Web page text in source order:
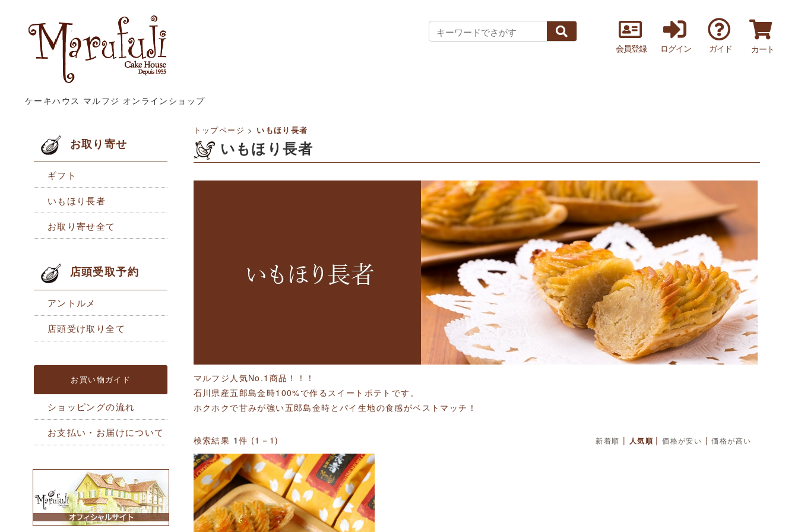
会員登録 ログイン ガイド カート
ケーキハウス マルフジ オンラインショップ
お取り寄せ
ギフト
いもほり長者
お取り寄せ全て
店頭受取予約
アントルメ
店頭受け取り全て
お買い物ガイド
ショッピングの流れ
お支払い・お届けについて
トップページ > いもほり長者
いもほり長者
マルフジ人気No.1商品！！！
石川県産五郎島金時100%で作るスイートポテトです。
ホクホクで甘みが強い五郎島金時とパイ生地の食感がベストマッチ！
検索結果 1件 (1－1) 新着順 | 人気順 |価格が安い |価格が高い